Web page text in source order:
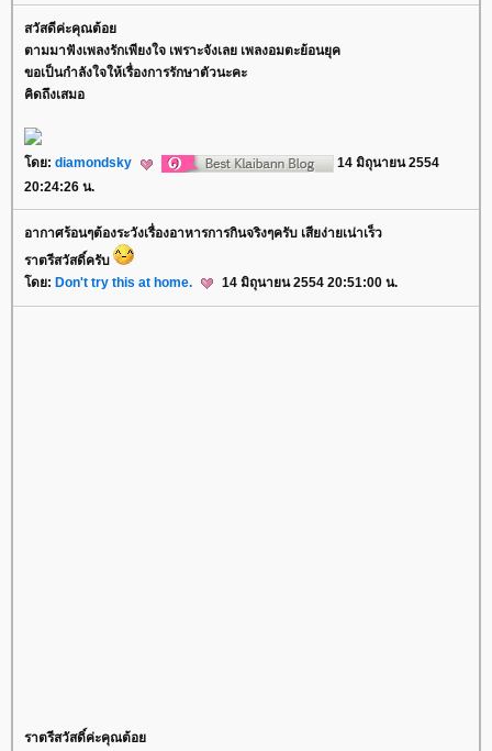
สวัสดีค่ะคุณต้อ
ตามมาฟังเพลงรักเพียงใจ เพราะจังเลย เพลงอมตะย้อนยุค
ขอเป็นกำลังใจให้เรื่องการรักษาตัวนะคะ
คิดถึงเสมอ
ดย: diamondsky
14 มิถุนายน 2554
20:24:26 น.
อากาศร้อนๆต้องระวังเรื่องอาหารการกินจริงๆครับ เสียง่ายเน่าเร็ว
ราตรีสวัสดิ์ครับ
ดย: Don't try this at home. 14 มิถุนายน 2554 20:51:00 น.
ราตรีสวัสดิ์ค่ะคุณต้อ